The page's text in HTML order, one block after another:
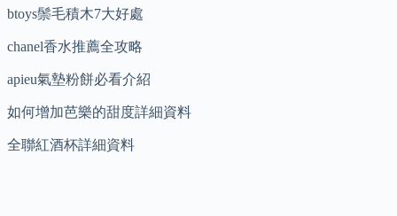
btoys鬃毛積木7大好處
chanel香水推薦全攻略
apieu氣墊粉餅必看介紹
如何增加芭樂的甜度詳細資料
全聯紅酒杯詳細資料